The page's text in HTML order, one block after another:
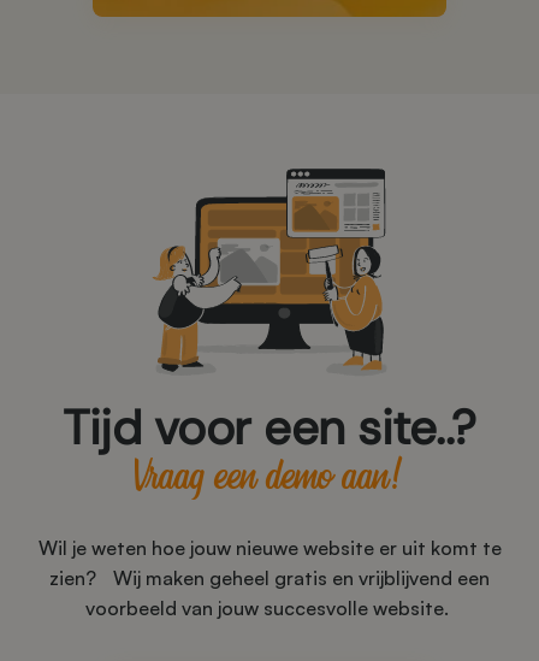
Tijd voor een site..?
Vraag een demo aan!
Wil je weten hoe jouw nieuwe website er uit komt te
zien? Wij maken geheel gratis en vrijblijvend een
voorbeeld van jouw succesvolle website.